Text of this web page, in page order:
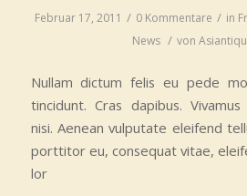
Februar 17, 2011 / 0 Kommentare / in
News / von
Nullam dictum felis eu pede
tincidunt. Cras dapibus.
nisi. Aenean vulputate eleifend
porttitor eu, consequat vitae,
lor